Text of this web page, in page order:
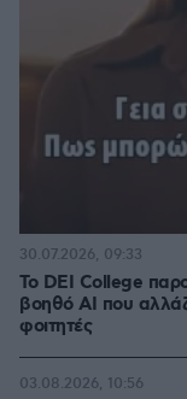
Το DEI College
βοηθό AI που
φοιτητές
30.07.2026, 09:33
03.08.2026, 10:56